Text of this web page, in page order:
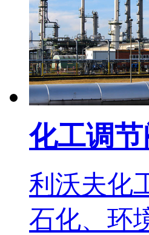
化工调节
利沃夫化
石化、环